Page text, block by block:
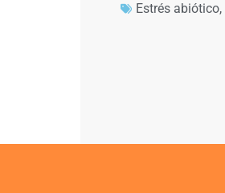
Estrés abiótico,